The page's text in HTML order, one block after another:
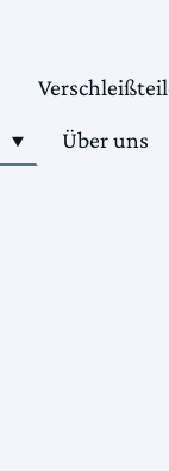
Über uns